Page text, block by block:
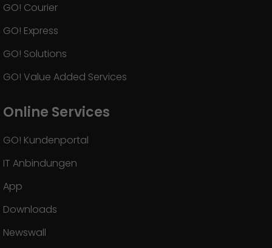
GO! Courier
GO! Express
GO! Solutions
GO! Value Added Services
Online Services
GO! Kundenportal
IT Anbindungen
App
Downloads
Newswall